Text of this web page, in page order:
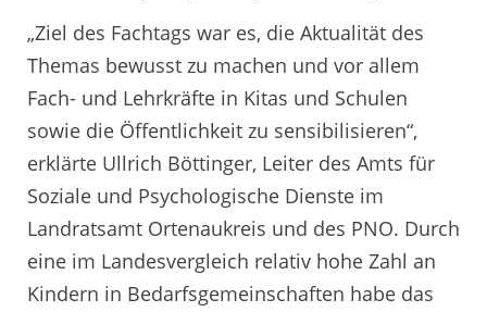
„Ziel des Fachtags war es, die Aktualität des
Themas bewusst zu machen und vor allem
Fach- und Lehrkräfte in Kitas und Schulen
sowie die Öffentlichkeit zu sensibilisieren“,
erklärte Ullrich Böttinger, Leiter des Amts für
Soziale und Psychologische Dienste im
Landratsamt Ortenaukreis und des PNO. Durch
eine im Landesvergleich relativ hohe Zahl an
Kindern in Bedarfsgemeinschaften habe das